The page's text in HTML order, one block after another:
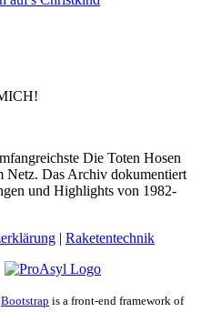
Die Toten Hosen
Netz. Das Archiv dokumentiert
und Highlights von 1982-
| Raketentechnik
Bootstrap is a front-end framework of